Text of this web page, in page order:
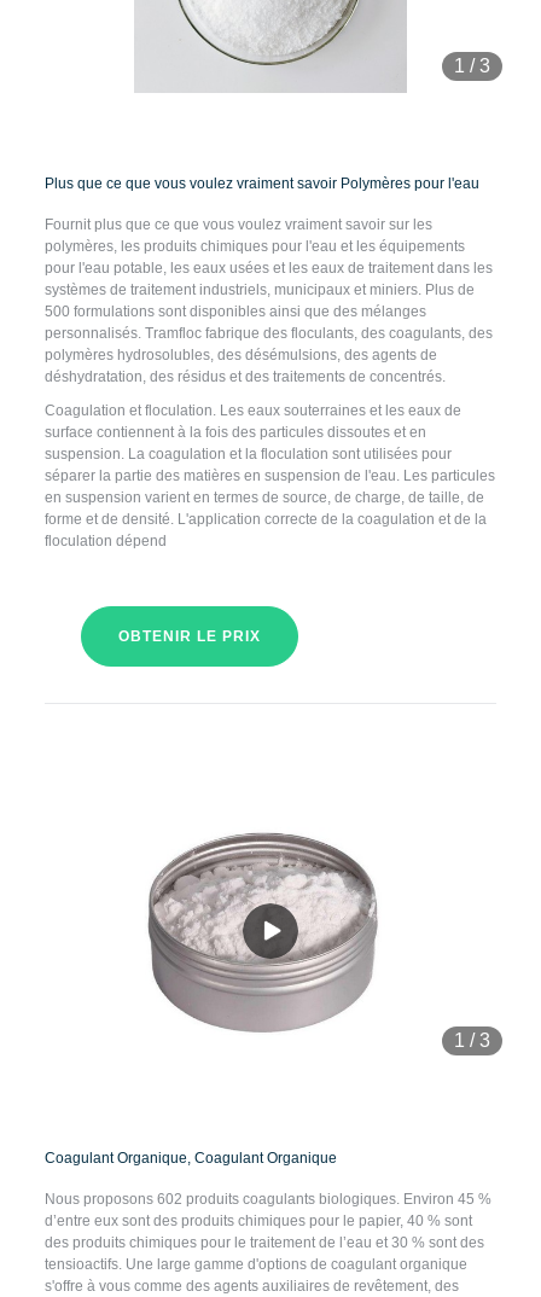
1 /3
Plus que ce que vous voulez vraiment savoir Polymères pour l'eau
Fournit plus que ce que vous voulez vraiment savoir sur les
polymères, les produits chimiques pour l'eau et les équipements
pour l'eau potable, les eaux usées et les eaux de traitement dans les
systèmes de traitement industriels, municipaux et miniers. Plus de
500 formulations sont disponibles ainsi que des mélanges
personnalisés. Tramfloc fabrique des floculants, des coagulants, des
polymères hydrosolubles, des désémulsions, des agents de
déshydratation, des résidus et des traitements de concentrés.
Coagulation et floculation. Les eaux souterraines et les eaux de
surface contiennent à la fois des particules dissoutes et en
suspension. La coagulation et la floculation sont utilisées pour
séparer la partie des matières en suspension de l'eau. Les particules
en suspension varient en termes de source, de charge, de taille, de
forme et de densité. L'application correcte de la coagulation et de la
floculation dépend
OBTENIR LE PRIX
1 /3
Coagulant Organique, Coagulant Organique
Nous proposons 602 produits coagulants biologiques. Environ 45 %
d’entre eux sont des produits chimiques pour le papier, 40 % sont
des produits chimiques pour le traitement de l’eau et 30 % sont des
tensioactifs. Une large gamme d'options de coagulant organique
s'offre à vous comme des agents auxiliaires de revêtement, des